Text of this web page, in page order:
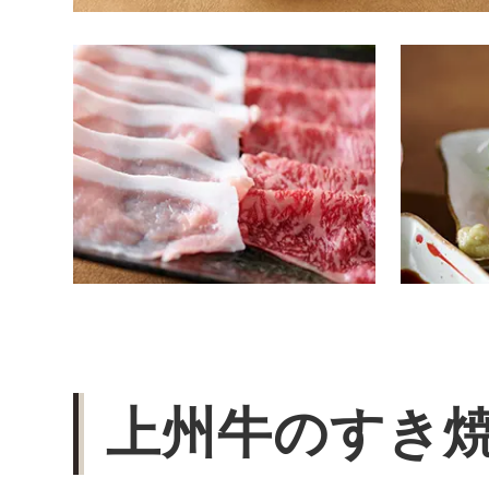
上州牛のすき